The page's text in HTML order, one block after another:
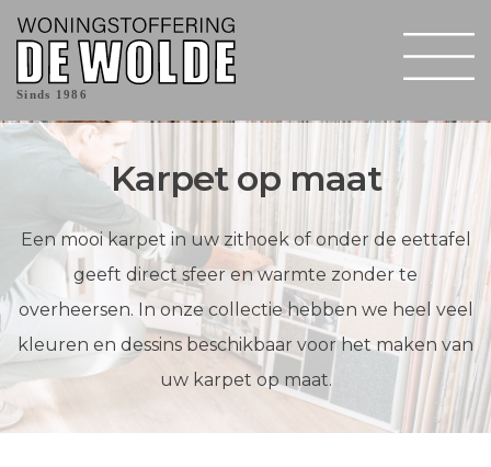
Sinds 1986
Karpet op maat
Een mooi karpet in uw zithoek of onder de eettafel
geeft direct sfeer en warmte zonder te
overheersen. In onze collectie hebben we heel veel
kleuren en dessins beschikbaar voor het maken van
uw karpet op maat.